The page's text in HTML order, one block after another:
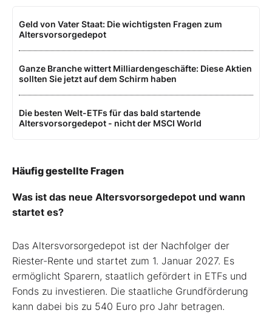
Geld von Vater Staat: Die wichtigsten Fragen zum
Altersvorsorgedepot
Ganze Branche wittert Milliardengeschäfte: Diese Aktien
sollten Sie jetzt auf dem Schirm haben
Die besten Welt-ETFs für das bald startende
Altersvorsorgedepot - nicht der MSCI World
Häufig gestellte Fragen
Was ist das neue Altersvorsorgedepot und wann
startet es?
Das Altersvorsorgedepot ist der Nachfolger der
Riester-Rente und startet zum 1. Januar 2027. Es
ermöglicht Sparern, staatlich gefördert in ETFs und
Fonds zu investieren. Die staatliche Grundförderung
kann dabei bis zu 540 Euro pro Jahr betragen.